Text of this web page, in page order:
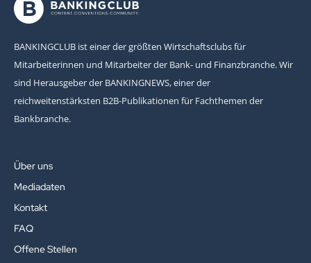
BANKINGCLUB ist einer der größten Wirtschaftsclubs für
Mitarbeiterinnen und Mitarbeiter der Bank- und Finanzbranche. Wir
sind Herausgeber der BANKINGNEWS, einer der
reichweitenstärksten B2B-Publikationen für Fachthemen der
Bankbranche.
Über uns
Mediadaten
Kontakt
FAQ
Offene Stellen